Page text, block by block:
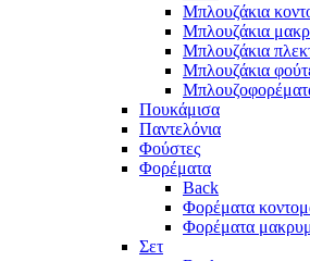
Μπλουζάκια
Μπλουζάκια
Μπλουζάκια
Μπλουζάκια
Πουκάμισα
Παντελόνια
Φούστες
Φορέματα
Back
Φορέματα
Φορέματα
Σετ